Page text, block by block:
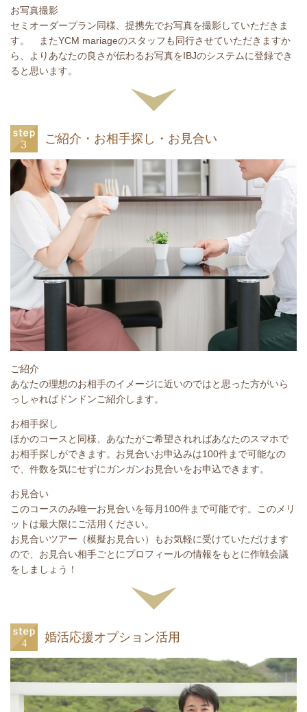
お写真撮影
セミオーダープラン同様、提携先でお写真を撮影していただきま
す。 またYCM mariageのスタッフも同行させていただきますか
ら、よりあなたの良さが伝わるお写真をIBJのシステムに登録でき
ると思います。
ご紹介・お相手探し・お見合い
ご紹介
あなたの理想のお相手のイメージに近いのではと思った方がいら
っしゃればドンドンご紹介します。
お相手探し
ほかのコースと同様、あなたがご希望されればあなたのスマホで
お相手探しができます。お見合いお申込みは100件まで可能なの
で、件数を気にせずにガンガンお見合いをお申込できます。
お見合い
このコースのみ唯一お見合いを毎月100件まで可能です。このメリ
ットは最大限にご活用ください。
お見合いツアー（模擬お見合い）もお気軽に受けていただけます
ので、お見合い相手ごとにプロフィールの情報をもとに作戦会議
をしましょう！
婚活応援オプション活用